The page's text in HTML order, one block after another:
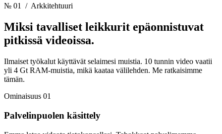
№ 01
/ Arkkitehtuuri
Miksi tavalliset leikkurit epäonnistuvat
pitkissä videoissa.
Ilmaiset työkalut käyttävät selaimesi muistia. 10 tunnin video vaatii
yli 4 Gt RAM-muistia, mikä kaataa välilehden. Me ratkaisimme
tämän.
Ominaisuus 01
Palvelinpuolen käsittely